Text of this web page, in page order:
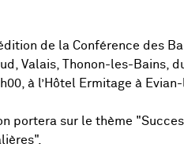
de la Conférence des
Valais, Thonon-les-Bains,
à l’Hôtel Ermitage à
portera sur le thème